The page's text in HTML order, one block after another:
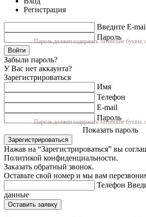
Регистрация
Введите E-
Пароль
Пароль должен содержать латинские
Войти
Забыли пароль?
У Вас нет аккаунта?
Зарегистрироваться
Имя
Телефон
E-mail
Пароль
Пароль должен содержать латинские
Показать пароль
Зарегистрироваться
Нажав на “Зарегистрироваться” вы
Политикой конфиденциальности.
Заказать обратный звонок.
Оставьте свой номер и мы вам
Телефон
данные
Оставить заявку